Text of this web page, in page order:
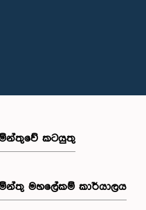
කටයුතු
මහලේකම් කාර්යාලය